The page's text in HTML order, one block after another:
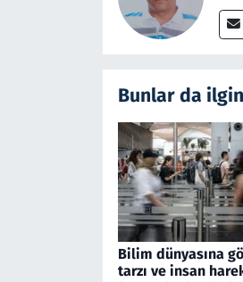
Bunlar da
Bilim dünyasına
tarzı ve insan